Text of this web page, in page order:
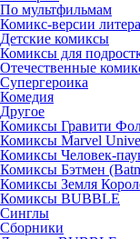
По мультфильмам
Комикс-версии
Детские комиксы
Комиксы для
Отечественные
Супергероика
Комедия
Другое
Комиксы Гравити
Комиксы Marvel
Комиксы Человек-
Комиксы Бэтмен
Комиксы Земля
Комиксы BUBBLE
Синглы
Сборники